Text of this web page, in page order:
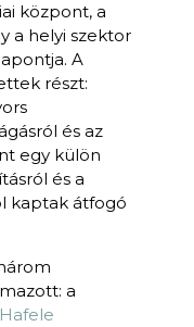
központ, a
a helyi szektor
A
részt:
és az
egy külön
és a
kaptak átfogó
a
Hafele